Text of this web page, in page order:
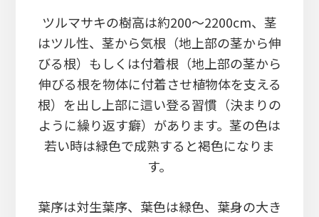
ツルマサキの樹高は約200～2200cm、茎
はツル性、茎から気根（地上部の茎から伸
びる根）もしくは付着根（地上部の茎から
伸びる根を物体に付着させ植物体を支える
根）を出し上部に這い登る習慣（決まりの
ように繰り返す癖）があります。茎の色は
若い時は緑色で成熟すると褐色になりま
す。
葉序は対生葉序、葉色は緑色、葉身の大き